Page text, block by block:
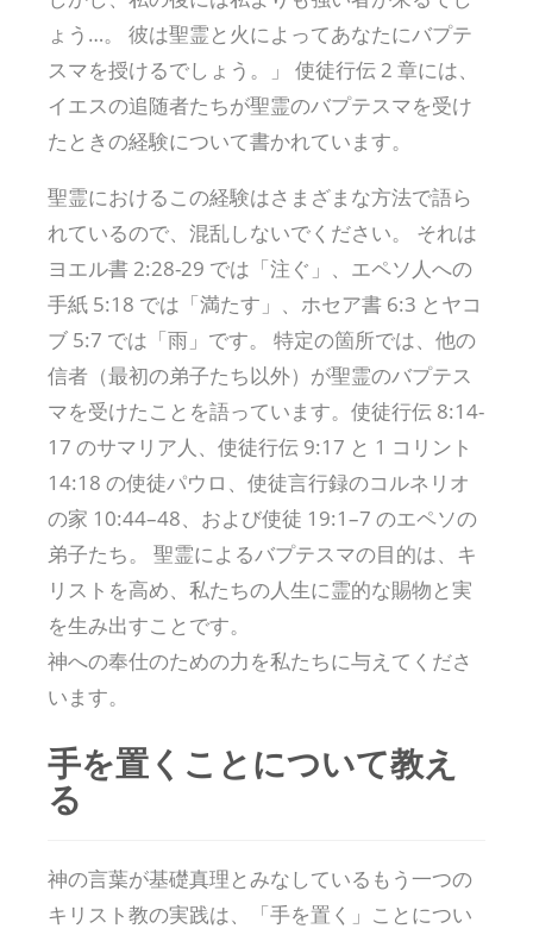
ょう…。 彼は聖霊と火によってあなたにバプテ
スマを授けるでしょう。」 使徒行伝 2 章には、
イエスの追随者たちが聖霊のバプテスマを受け
たときの経験について書かれています。
聖霊におけるこの経験はさまざまな方法で語ら
れているので、混乱しないでください。 それは
ヨエル書 2:28-29 では「注ぐ」、エペソ人への
手紙 5:18 では「満たす」、ホセア書 6:3 とヤコ
ブ 5:7 では「雨」です。 特定の箇所では、他の
信者（最初の弟子たち以外）が聖霊のバプテス
マを受けたことを語っています。使徒行伝 8:14-
17 のサマリア人、使徒行伝 9:17 と 1 コリント
14:18 の使徒パウロ、使徒言行録のコルネリオ
の家 10:44–48、および使徒 19:1–7 のエペソの
弟子たち。 聖霊によるバプテスマの目的は、キ
リストを高め、私たちの人生に霊的な賜物と実
を生み出すことです。
神への奉仕のための力を私たちに与えてくださ
います。
手を置くことについて教え
る
神の言葉が基礎真理とみなしているもう一つの
キリスト教の実践は、「手を置く」ことについ